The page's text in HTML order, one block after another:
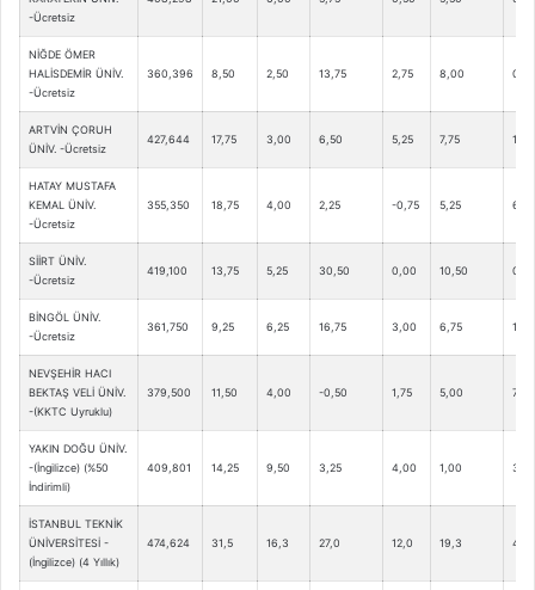
-Ücretsiz
NİĞDE ÖMER
HALİSDEMİR ÜNİV.
-Ücretsiz
360,396 8,50 2,50 13,75 2,75 8,00 0,25
ARTVİN ÇORUH
ÜNİV. -Ücretsiz
427,644 17,75 3,00 6,50 5,25 7,75 1,25
HATAY MUSTAFA
KEMAL ÜNİV.
-Ücretsiz
355,350 18,75 4,00 2,25 -0,75 5,25 6,75
SİİRT ÜNİV.
-Ücretsiz
419,100 13,75 5,25 30,50 0,00 10,50
BİNGÖL ÜNİV.
-Ücretsiz
361,750 9,25 6,25 16,75 3,00 6,75 1,75
NEVŞEHİR HACI
BEKTAŞ VELİ ÜNİV.
-(KKTC Uyruklu)
379,500 11,50 4,00 -0,50 1,75 5,00 7,00
YAKIN DOĞU ÜNİV.
-(İngilizce) (%50
İndirimli)
409,801 14,25 9,50 3,25 4,00 1,00 3,75
İSTANBUL TEKNİK
ÜNİVERSİTESİ -
(İngilizce) (4 Yıllık)
474,624 31,5 16,3 27,0 12,0 19,3 4,8